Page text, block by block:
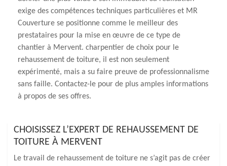
exige des compétences techniques particulières et MR
Couverture se positionne comme le meilleur des
prestataires pour la mise en œuvre de ce type de
chantier à Mervent. charpentier de choix pour le
rehaussement de toiture, il est non seulement
expérimenté, mais a su faire preuve de professionnalisme
sans faille. Contactez-le pour de plus amples informations
à propos de ses offres.
CHOISISSEZ L’EXPERT DE REHAUSSEMENT DE
TOITURE À MERVENT
Le travail de rehaussement de toiture ne s’agit pas de créer